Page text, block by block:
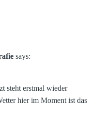
says:
steht erstmal wieder
hier im Moment ist das